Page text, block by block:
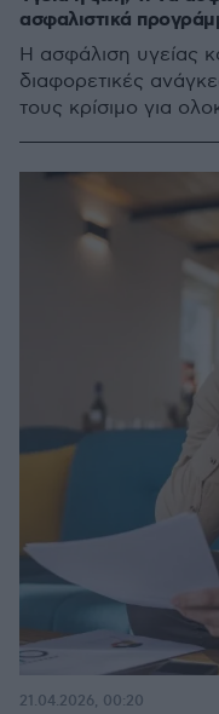
ασφαλιστικά
Η ασφάλιση υγείας
διαφορετικές
τους κρίσιμο για
21.04.2026, 00:20